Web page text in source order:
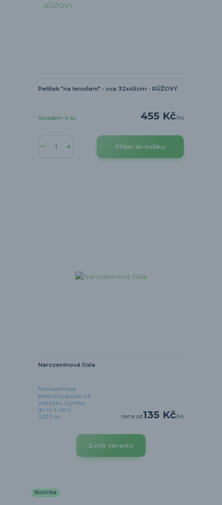
Pelíšek "na lenošení" - cca 32x45cm - RŮŽOVÝ
455 Kč/ks
Skladem 4 ks
Přidat do košíku
Narozeninová čísla
cena od135 Kč/ks
Narozeninové
produkty pouze na
zakázku (výroba
do 10-ti dní).
2230 ks
Zvolit variantu
Novinka